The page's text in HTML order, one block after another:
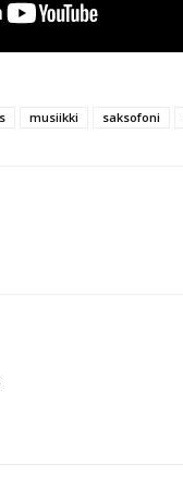
musiikki saksofoni